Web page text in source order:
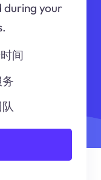
during your
间